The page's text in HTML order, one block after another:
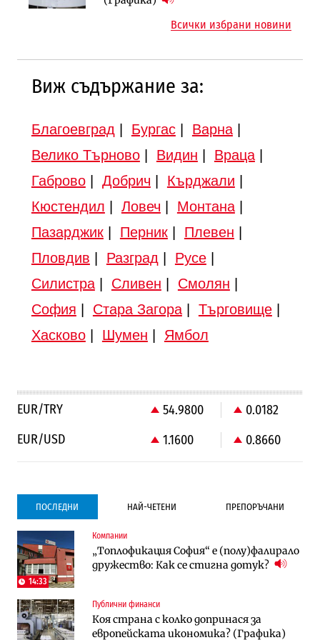
Всички избрани новини
Виж съдържание за:
Благоевград Бургас| Варна|
Велико Търново| Видин Враца|
Габрово| Добрич Кърджали
Кюстендил
Ловеч Монтана|
Пазарджик| Перник| Плевен
Пловдив
Разград Русе|
Силистра| Сливен Смолян
София
Стара Загора| Търговище|
Хасково| Шумен Ямбол
EUR/TRY 54.9800
0.0182
EUR/USD
1.1600 0.8660
ПОСЛЕДНИ НАЙ-ЧЕТЕНИ ПРЕПОРЪЧАНИ
14:33
Компании
„Топлофикация София“ e (полу)фалирало
дружество: Как се стигна дотук?
Публични финанси
Коя страна с колко допринася за
европейската икономика? (Графика)
Градоустройство
Столична община избра изпълнител за
преместването на трамвайното
Компании
Vivacom предлага над 150 устройства с
90% отстъпка през август
Компании
Vivacom предлага над 150 устройства с
90% отстъпка през август
To:know
Последни дни с обозначаване на цените
в лева: Какво предстои?